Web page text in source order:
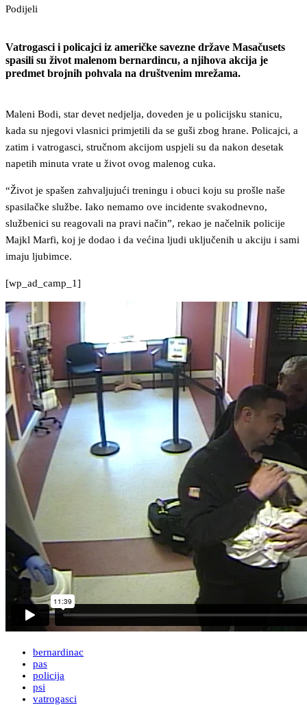
Podijeli
Vatrogasci i policajci iz američke savezne države Masačusets
spasili su život malenom bernardincu, a njihova akcija je
predmet brojnih pohvala na društvenim mrežama.
Maleni Bodi, star devet nedjelja, doveden je u policijsku stanicu,
kada su njegovi vlasnici primjetili da se guši zbog hrane. Policajci, a
zatim i vatrogasci, stručnom akcijom uspjeli su da nakon desetak
napetih minuta vrate u život ovog malenog cuka.
“Život je spašen zahvaljujući treningu i obuci koju su prošle naše
spasilačke službe. Iako nemamo ove incidente svakodnevno,
službenici su reagovali na pravi način”, rekao je načelnik policije
Majkl Marfi, koj je dodao i da većina ljudi uključenih u akciju i sami
imaju ljubimce.
[wp_ad_camp_1]
bernardinac
pas
policija
psi
vatrogasci